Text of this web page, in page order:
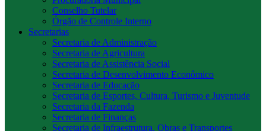
Conselho Tutelar
Órgão de Controle Interno
Secretarias
Secretaria de Administração
Secretaria de Agricultura
Secretaria de Assistência Social
Secretaria de Desenvolvimento Econômico
Secretaria de Educação
Secretaria de Esportes, Cultura, Turismo e Juventude
Secretaria da Fazenda
Secretaria de Finanças
Secretaria de Infraestrutura, Obras e Transportes